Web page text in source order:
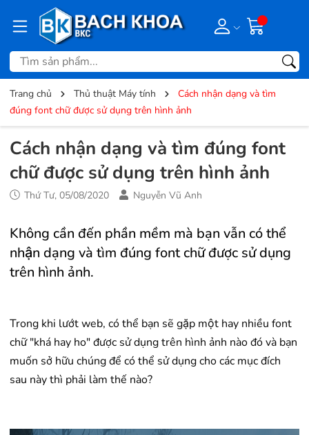
Trang chủ Thủ thuật Máy tính
Cách nhận dạng và tìm
đúng font chữ được sử dụng trên hình ảnh
Cách nhận dạng và tìm đúng font
chữ được sử dụng trên hình ảnh
Thứ Tư, 05/08/2020 Nguyễn Vũ Anh
Không cần đến phần mềm mà bạn vẫn có thể
nhận dạng và tìm đúng font chữ được sử dụng
trên hình ảnh.
Trong khi lướt web, có thể bạn sẽ gặp một hay nhiều font
chữ "khá hay ho" được sử dụng trên hình ảnh nào đó và bạn
muốn sở hữu chúng để có thể sử dụng cho các mục đích
sau này thì phải làm thế nào?